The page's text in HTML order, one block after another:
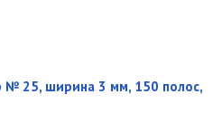
№ 25, ширина 3 мм, 150 полос,